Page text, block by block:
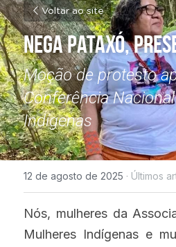
Voltar ao site
Nega Pataxó,
Moção de protesto
Conferência
Indígenas
12 de agosto de 2025 · Últimos
Nós, mulheres da
Mulheres Indígenas e